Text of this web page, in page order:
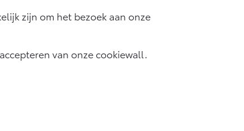
zijn om het bezoek aan onze
van onze cookiewall.